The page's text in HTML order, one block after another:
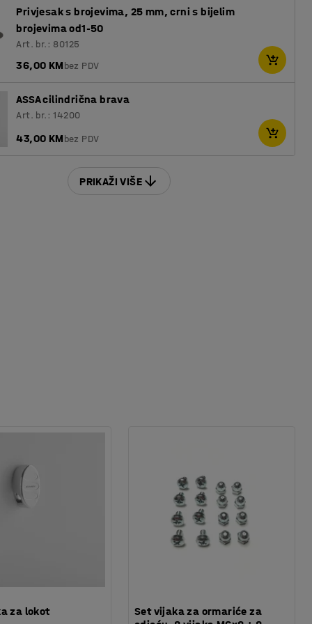
Privjesak s brojevima, 25 mm, crni s bijelim
brojevima od1-50
Art. br.: 80125
36,00 KMbez PDV
ASSA cilindrična brava
Art. br.: 14200
43,00 KMbez PDV
PRIKAŽI VIŠE
za lokot
Set vijaka za ormariće za